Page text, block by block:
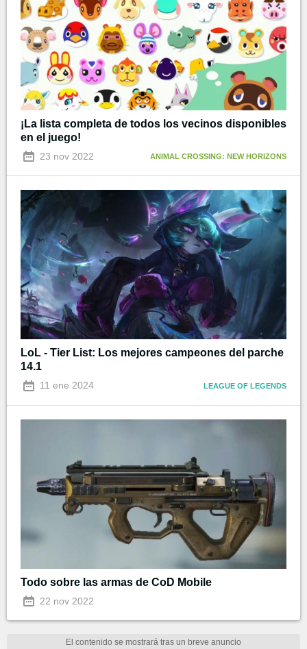
¡La lista completa de todos los vecinos disponibles
en el juego!
23 nov 2022 ANIMAL CROSSING: NEW HORIZONS
LoL - Tier List: Los mejores campeones del parche
14.1
11 ene 2024 LEAGUE OF LEGENDS
Todo sobre las armas de CoD Mobile
22 nov 2022